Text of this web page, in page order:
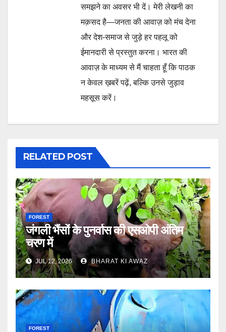
समझने का अवसर भी दें। मेरी लेखनी का
मक़सद है—जनता की आवाज़ को मंच देना
और देश-समाज से जुड़े हर पहलू को
ईमानदारी से प्रस्तुत करना। भारत की
आवाज़ के माध्यम से मैं चाहता हूँ कि पाठक
न केवल ख़बरें पढ़ें, बल्कि उनसे जुड़ाव
महसूस करें।
RELATED POST
FOREST
जंगली भैंसों के पुनर्वास की एसओपी अंतिम
चरण में
JUL 12, 2026 BHARAT KI AWAZ
FOREST